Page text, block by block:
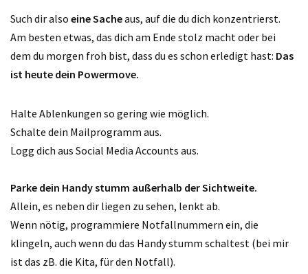
Such dir also eine Sacheaus, auf die du dich konzentrierst.
Am besten etwas, das dich am Ende stolz macht oder bei
dem du morgen froh bist, dass du es schon erledigt hast: Das
ist heute dein Powermove.
Halte Ablenkungen so gering wie möglich.
Schalte dein Mailprogramm aus.
Logg dich aus Social Media Accounts aus.
Parke dein Handy stumm außerhalb der Sichtweite.
Allein, es neben dir liegen zu sehen, lenkt ab.
Wenn nötig, programmiere Notfallnummern ein, die
klingeln, auch wenn du das Handy stumm schaltest (bei mir
ist das zB. die Kita, für den Notfall).